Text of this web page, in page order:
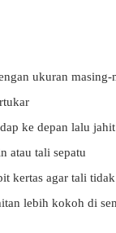
ukuran masing-
ke depan lalu
atau tali sepatu
kertas agar tali
lebih kokoh di